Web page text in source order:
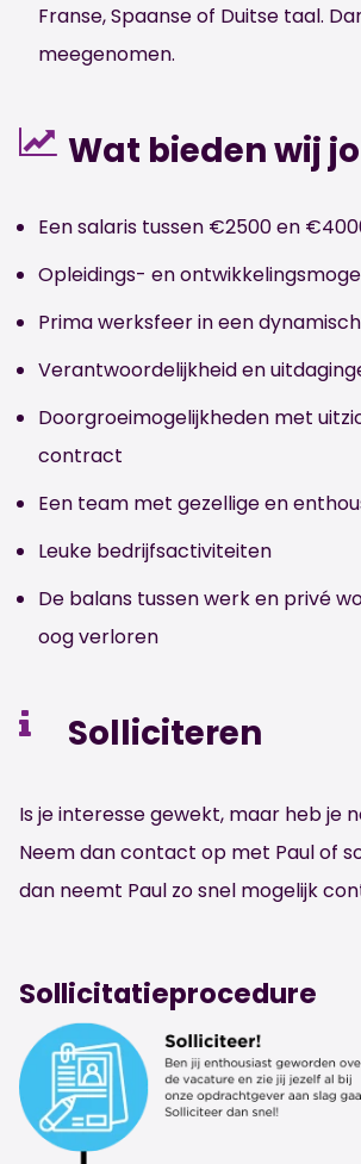
Franse, Spaanse of Duitse taal.
meegenomen.
Wat bieden wij
Een salaris tussen €2500 en
Opleidings- en
Prima werksfeer in een
Verantwoordelijkheid en
Doorgroeimogelijkheden met
contract
Een team met gezellige en
Leuke bedrijfsactiviteiten
De balans tussen werk en privé
oog verloren
Solliciteren
Is je interesse gewekt, maar heb je
Neem dan contact op met Paul of
dan neemt Paul zo snel mogelijk
Sollicitatieprocedure